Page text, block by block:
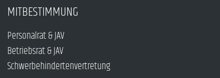
MITBESTIMMUNG
Personalrat & JAV
Betriebsrat & JAV
Schwerbehindertenvertretung